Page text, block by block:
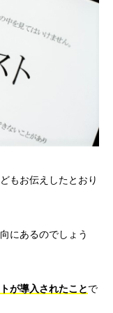
もお伝えしたとおり
にあるのでしょう
が導入されたことで